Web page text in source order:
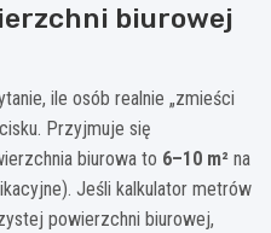
biurowej
ile osób realnie „zmieści
Przyjmuje się
biurowa to 6–10 m² na
Jeśli kalkulator metrów
powierzchni biurowej,